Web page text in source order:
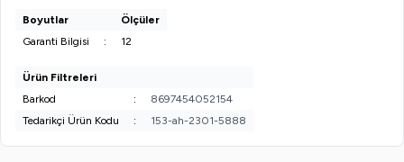
Boyutlar
Ölçüler
Garanti Bilgisi
: 12
Ürün Filtreleri
Barkod
:
8697454052154
Tedarikçi Ürün Kodu
: 153-ah-2301-5888